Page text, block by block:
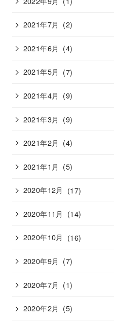
2021年7月 (2)
2021年6月 (4)
2021年5月 (7)
2021年4月 (9)
2021年3月 (9)
2021年2月 (4)
2021年1月 (5)
2020年12月 (17)
2020年11月 (14)
2020年10月 (16)
2020年9月 (7)
2020年7月 (1)
2020年2月 (5)